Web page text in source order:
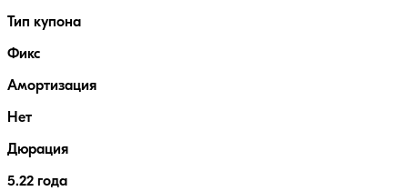
Тип купона
Фикс
Амортизация
Нет
Дюрация
5.22 года